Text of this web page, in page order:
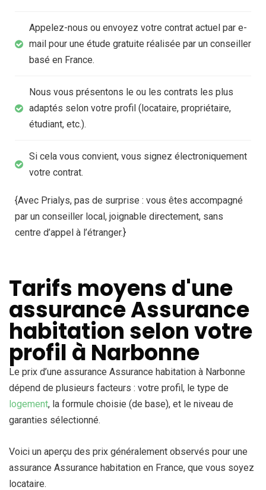
Appelez-nous ou envoyez votre contrat actuel par e-
mail pour une étude gratuite réalisée par un conseiller
basé en France.
Nous vous présentons le ou les contrats les plus
adaptés selon votre profil (locataire, propriétaire,
étudiant, etc.).
Si cela vous convient, vous signez électroniquement
votre contrat.
{Avec Prialys, pas de surprise : vous êtes accompagné
par un conseiller local, joignable directement, sans
centre d’appel à l’étranger.}
Tarifs moyens d'une
assurance Assurance
habitation selon votre
profil à Narbonne
Le prix d’une assurance Assurance habitation à Narbonne
dépend de plusieurs facteurs : votre profil, le type de
logement, la formule choisie (de base), et le niveau de
garanties sélectionné.
Voici un aperçu des prix généralement observés pour une
assurance Assurance habitation en France, que vous soyez
locataire.